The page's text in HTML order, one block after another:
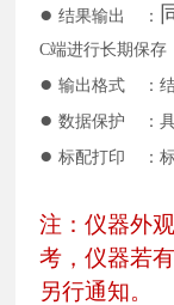
● 结果输出 ：
C端进行长期保存
● 输出格式 ：
● 数据保护 ：
● 标配打印 ：
注：仪器外
考，仪器若
另行通知。